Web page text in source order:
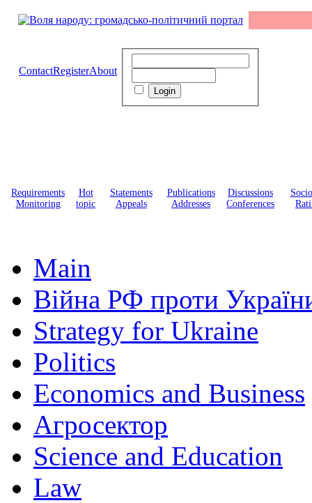
ContactRegisterAbout
Requirements
Monitoring
Hot
topic
Statements
Appeals
Publications
Addresses
Discussions
Conferences
Main
Війна РФ проти
Strategy for Ukraine
Politics
Economics and Business
Агросектор
Science and Education
Law